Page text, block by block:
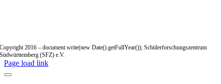
Copyright 2016 – document.write(new Date().getFullYear()); Schülerforschungszentrum
Südwürttemberg (SFZ) e.V.
Page load link